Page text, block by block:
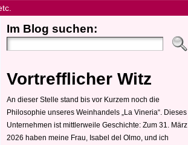
Im Blog suchen:
Vortrefflicher Witz
An dieser Stelle stand bis vor Kurzem noch die
Philosophie unseres Weinhandels „La Vineria“. Dieses
Unternehmen ist mittlerweile Geschichte: Zum 31. März
2026 haben meine Frau, Isabel del Olmo, und ich